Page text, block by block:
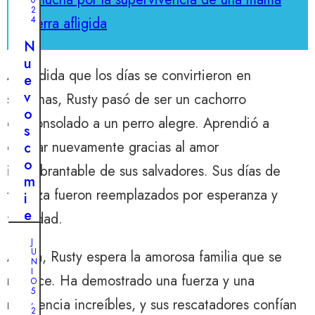
perra afligida
A medida que los días se convirtieron en
semanas, Rusty pasó de ser un cachorro
desconsolado a un perro alegre. Aprendió a
confiar nuevamente gracias al amor
inquebrantable de sus salvadores. Sus días de
tristeza fueron reemplazados por esperanza y
felicidad.
Ahora, Rusty espera la amorosa familia que se
merece. Ha demostrado una fuerza y ​​una
resistencia increíbles, y sus rescatadores confían
2
4
N
u
e
v
o
s
c
o
m
i
e
z
o
p
M
A
Y
O
2
J
U
N
I
O
5
,
2